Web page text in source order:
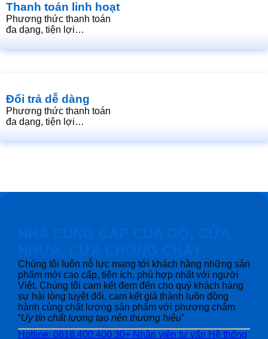
Thanh toán linh hoạt
Phương thức thanh toán
đa dạng, tiện lợi…
Đổi trả dễ dàng
Phương thức thanh toán
đa dạng, tiện lợi…
Chúng tôi luôn nỗ lực mang tới khách hàng những sản
phẩm mới cao cấp, tiện ích, phù hợp nhất với người
Việt. Chúng tôi cam kết đem đến cho quý khách hàng
sự hài lòng tuyệt đối, cam kết giá thành luôn đồng
hành cùng chất lượng sản phẩm với phương châm
“Uy tín chất lượng tạo nên thương hiệu”
Hotline: 0818.400.400 30+ Nhân viên tư vấn Hệ thống